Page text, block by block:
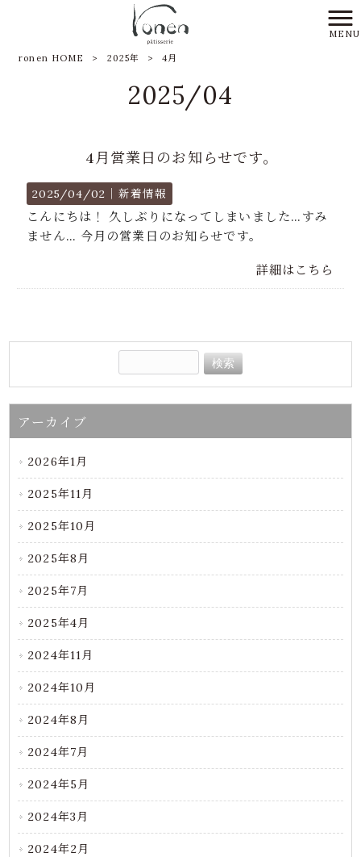
MENU
ronen HOME > 2025年 > 4月
2025/04
4月営業日のお知らせです。
2025/04/02｜ 新着情報
こんにちは！ 久しぶりになってしまいました…すみ
ません… 今月の営業日のお知らせです。
詳細はこちら
アーカイブ
2026年1月
2025年11月
2025年10月
2025年8月
2025年7月
2025年4月
2024年11月
2024年10月
2024年8月
2024年7月
2024年5月
2024年3月
2024年2月